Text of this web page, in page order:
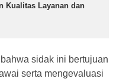
Kualitas Layanan dan
sidak ini bertujuan
serta mengevaluasi